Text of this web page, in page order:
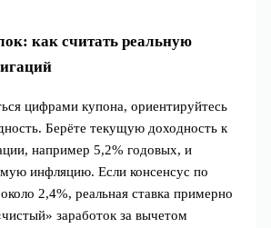
как считать реальную
цифрами купона, ориентируйтесь
Берёте текущую доходность к
например 5,2% годовых, и
инфляцию. Если консенсус по
2,4%, реальная ставка примерно
заработок за вычетом